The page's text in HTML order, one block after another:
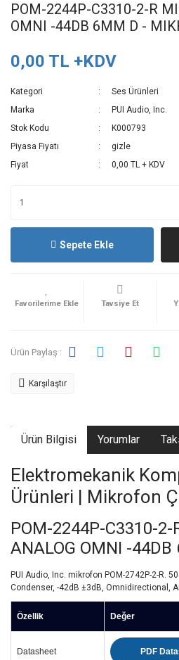
POM-2244P-C3310-2-R
OMNI -44DB 6MM D -
0,00 TL +KDV
Kategori
Ses Ürünleri
Marka
PUI Audio, Inc.
Stok Kodu
K000793
Piyasa Fiyatı
gizle
Fiyat
0,00 TL + KDV
Sepete Ekle
Tavsiye Et
Ürün Paylaş :
Karşılaştır
Ürün Bilgisi Yorumlar
Elektromekanik
Ürünleri | Mikrofon
POM-2244P-C3310-2-
ANALOG OMNI -44DB
PUI Audio, Inc. mikrofon POM-2742P-2-R.
Condenser, -42dB ±3dB, Omnidirectional,
Özellik Değer
Datasheet PDF